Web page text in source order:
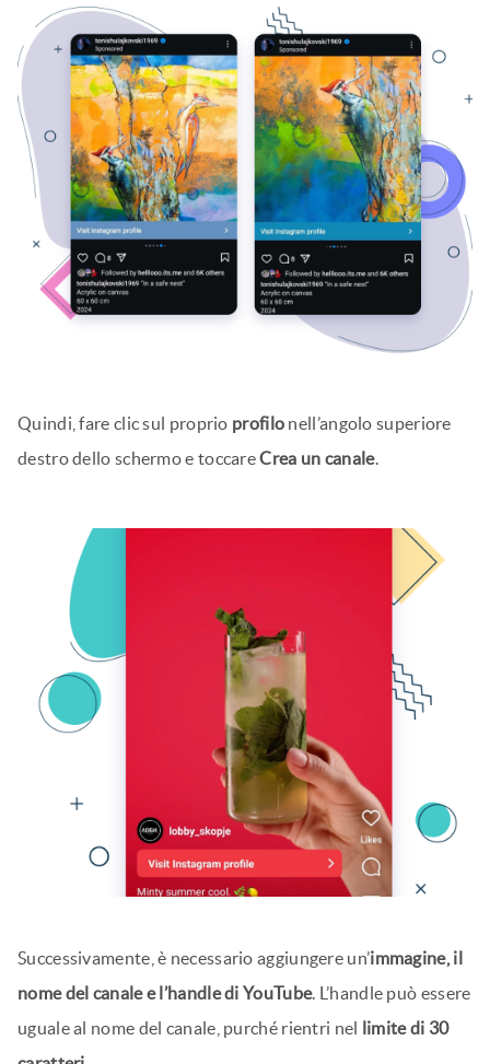
Quindi, fare clic sul proprio profilo nell’angolo superiore
destro dello schermo e toccareCrea un canale.
Successivamente, è necessario aggiungere un’immagine, il
nome del canale e l’handle di YouTube. L’handle può essere
uguale al nome del canale, purché rientri nel limite di 30